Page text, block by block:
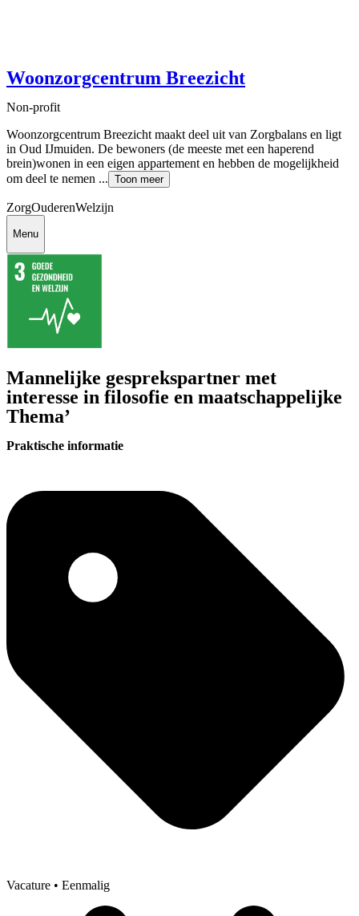
Woonzorgcentrum Breezicht
Non-profit
Woonzorgcentrum Breezicht maakt deel uit van Zorgbalans en ligt
in Oud IJmuiden. De bewoners (de meeste met een haperend
brein)wonen in een eigen appartement en hebben de mogelijkheid
om deel te nemen ... Toon meer
ZorgOuderenWelzijn
Menu
Mannelijke gesprekspartner met
interesse in filosofie en maatschappelijke
Thema’
Praktische informatie
Vacature • Eenmalig